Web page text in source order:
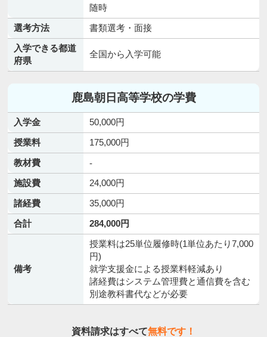
随時
選考方法
書類選考・面接
入学できる都道
府県
全国から入学可能
鹿島朝日高等学校の学費
入学金
50,000円
授業料
175,000円
教材費
-
施設費
24,000円
諸経費
35,000円
合計
284,000円
備考
授業料は25単位履修時(1単位あたり7,000
円)
就学支援金による授業料軽減あり
諸経費はシステム管理費と通信費を含む
別途教科書代などが必要
資料請求はすべて無料です！